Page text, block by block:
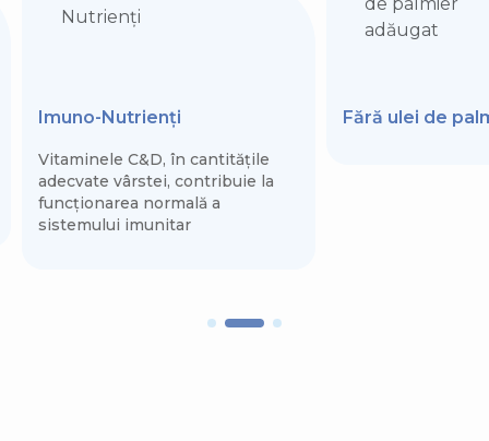
Imuno-Nutrienți
Vitaminele C&D, în cantitățile
adecvate vârstei, contribuie la
funcționarea normală a
sistemului imunitar
Fără ulei de